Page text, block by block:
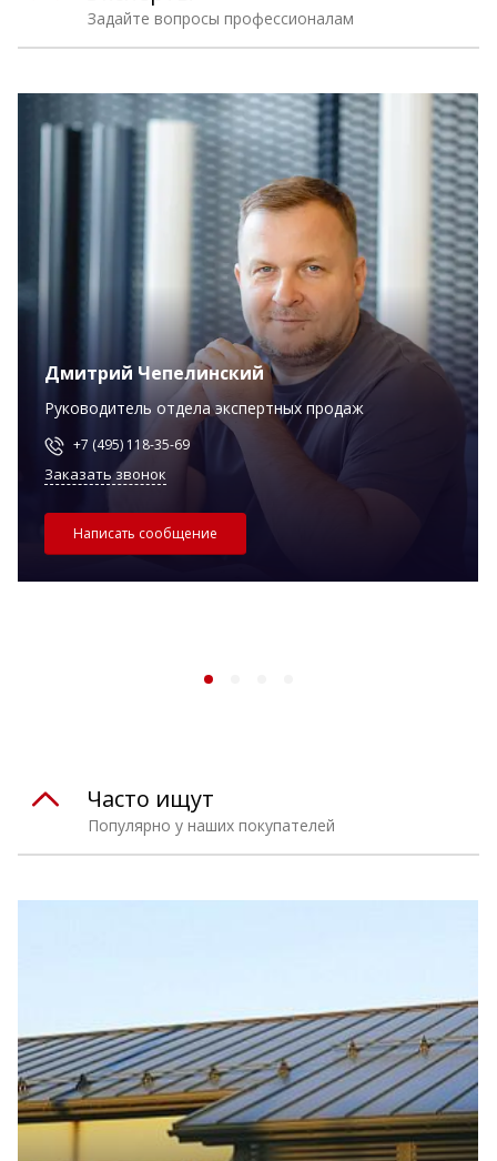
Задайте вопросы профессионалам
Дмитрий Чепелинский
Руководитель отдела экспертных продаж
+7 (495) 118-35-69
Заказать звонок
Написать сообщение
Популярно у наших покупателей
Часто ищут